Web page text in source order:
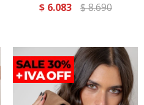
$ 6.083 $8.690